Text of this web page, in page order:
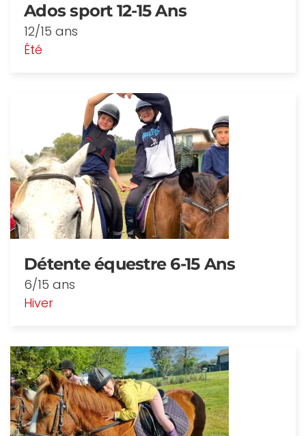
Ados sport 12-15 Ans
12/15 ans
Été
Détente équestre 6-15 Ans
6/15 ans
Hiver